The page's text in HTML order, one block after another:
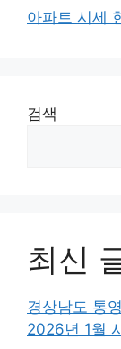
아파트 시세
검색
최신
경상남도 통
2026년 1월